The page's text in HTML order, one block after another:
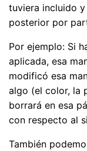
tuviera incluido
posterior por
Por ejemplo: Si
aplicada, esa
modificó esa
algo (el color, la
borrará en esa
con respecto al
También